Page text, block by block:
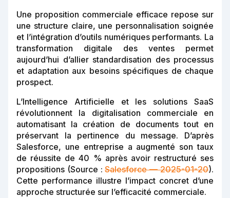
Une proposition commerciale efficace repose sur
une structure claire, une personnalisation soignée
et l’intégration d’outils numériques performants. La
transformation digitale des ventes permet
aujourd’hui d’allier standardisation des processus
et adaptation aux besoins spécifiques de chaque
prospect.
L’Intelligence Artificielle et les solutions SaaS
révolutionnent la digitalisation commerciale en
automatisant la création de documents tout en
préservant la pertinence du message. D’après
Salesforce, une entreprise a augmenté son taux
de réussite de 40 % après avoir restructuré ses
propositions (Source :Salesforce — 2025-01-20).
Cette performance illustre l’impact concret d’une
approche structurée sur l’efficacité commerciale.